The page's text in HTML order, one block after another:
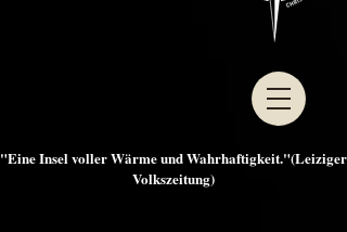
"Eine Insel voller Wärme und Wahrhaftigkeit."(Leiziger
Volkszeitung)